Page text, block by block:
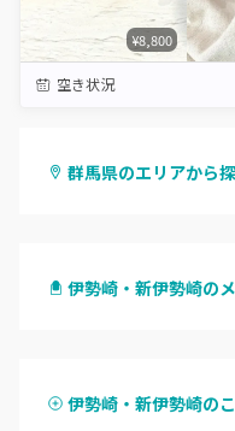
¥8,800
空き状況
群馬県のエリアから
前橋
伊勢崎・新伊勢崎の
ハンドスカルプ
伊勢崎・新伊勢崎の